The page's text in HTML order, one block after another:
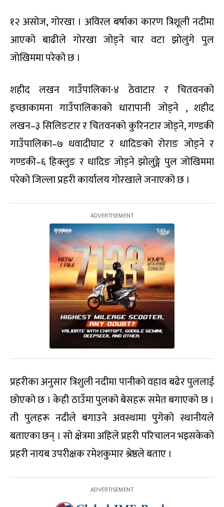
१२ असोज, गोरखा । अविरल बर्षाका कारण त्रिशूली नदीमा
आएको बाढीले गोरखा जोड्ने चार वटा झोलुंगे पुल
जोखिममा परेको छ ।
शहीद लखन गाउँपालिका-४ ठेवाटार र चितवनको
इच्छाकामना गाउँपालिकाको धारापानी जोड्ने , शहीद
लखन–३ सिलिङटार र चितवनको कुरिनटार जोड्ने, गण्डकी
गाउँपालिका–७ धवादीघाट र धादिङको रोराङ जोड्ने र
गण्डकी–६ हिक्लुङ र धादिङ जोड्ने झोलुङ्गे पुल जोखिममा
परेको जिल्ला प्रहरी कार्यालय गोरखाले जनाएको छ ।
प्रहरीका अनुसार त्रिशुली नदीमा पानीको वहाव बढेर पुललाई
छोएको छ । केही ठाउँमा पुलको बेसहरू समेत बगाएको छ ।
ती पुलहरू नदीले बगाउने अवस्थामा पुगेको स्थानीयले
बताएका छन् । सो क्षेत्रमा अहिले प्रहरी परिचालन भइसकेको
प्रहरी नायब उपरीक्षक रमेशकुमार श्रेष्ठले बताए ।